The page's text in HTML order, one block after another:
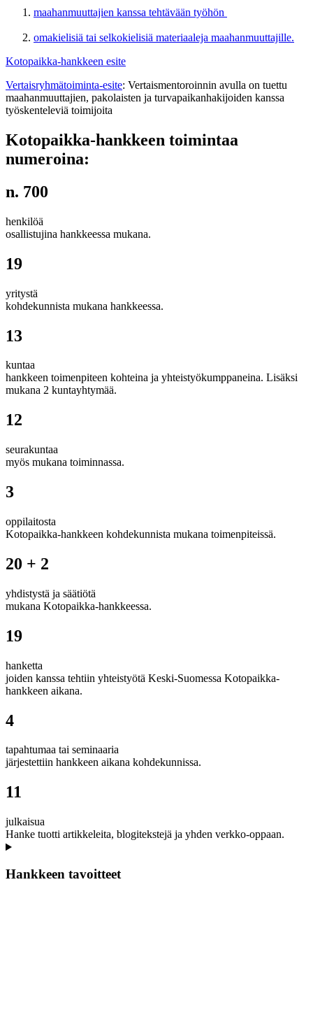
maahanmuuttajien kanssa tehtävään työhön
omakielisiä tai selkokielisiä materiaaleja maahanmuuttajille.
Kotopaikka-hankkeen esite
Vertaisryhmätoiminta-esite: Vertaismentoroinnin avulla on tuettu
maahanmuuttajien, pakolaisten ja turvapaikanhakijoiden kanssa
työskenteleviä toimijoita
Kotopaikka-hankkeen toimintaa
numeroina:
n. 700
henkilöä
osallistujina hankkeessa mukana.
19
yritystä
kohdekunnista mukana hankkeessa.
13
kuntaa
hankkeen toimenpiteen kohteina ja yhteistyökumppaneina. Lisäksi
mukana 2 kuntayhtymää.
12
seurakuntaa
myös mukana toiminnassa.
3
oppilaitosta
Kotopaikka-hankkeen kohdekunnista mukana toimenpiteissä.
20 + 2
yhdistystä ja säätiötä
mukana Kotopaikka-hankkeessa.
19
hanketta
joiden kanssa tehtiin yhteistyötä Keski-Suomessa Kotopaikka-
hankkeen aikana.
4
tapahtumaa tai seminaaria
järjestettiin hankkeen aikana kohdekunnissa.
11
julkaisua
Hanke tuotti artikkeleita, blogitekstejä ja yhden verkko-oppaan.
Hankkeen tavoitteet